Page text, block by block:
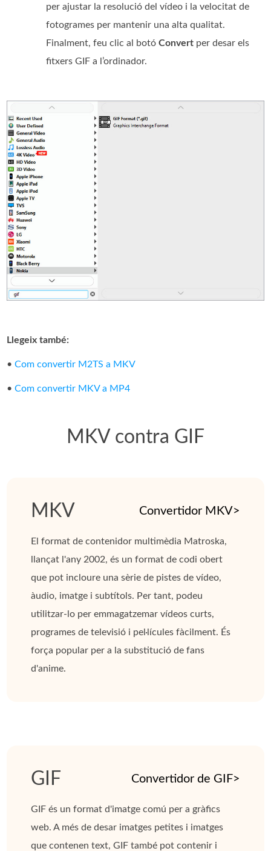
per ajustar la resolució del vídeo i la velocitat de
fotogrames per mantenir una alta qualitat.
Finalment, feu clic al botóConvert per desar els
fitxers GIF a l’ordinador.
Llegeix també:
•Com convertir M2TS a MKV
•Com convertir MKV a MP4
MKV contra GIF
MKV Convertidor MKV>
El format de contenidor multimèdia Matroska,
llançat l'any 2002, és un format de codi obert
que pot incloure una sèrie de pistes de vídeo,
àudio, imatge i subtítols. Per tant, podeu
utilitzar-lo per emmagatzemar vídeos curts,
programes de televisió i pel·lícules fàcilment. És
força popular per a la substitució de fans
d'anime.
GIF Convertidor de GIF>
GIF és un format d'imatge comú per a gràfics
web. A més de desar imatges petites i imatges
que contenen text, GIF també pot contenir i